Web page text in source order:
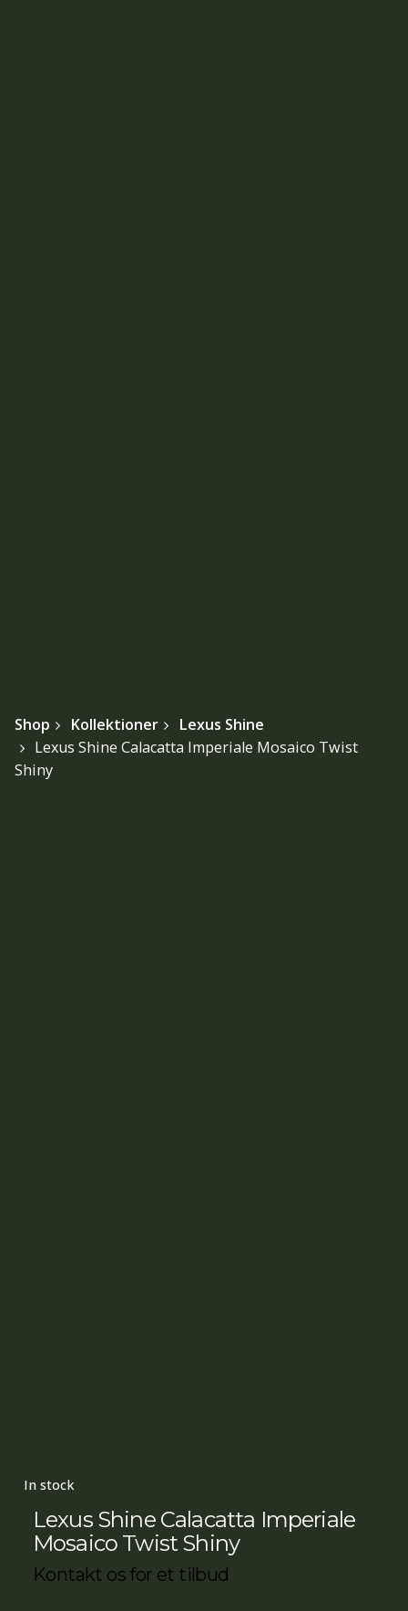
Shop Kollektioner
Lexus Shine
Lexus Shine Calacatta Imperiale Mosaico Twist
Shiny
In stock
Lexus Shine Calacatta Imperiale
Mosaico Twist Shiny
Kontakt os for et tilbud